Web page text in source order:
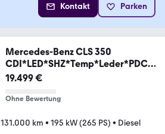
Kontakt Parken
Mercedes-Benz CLS 350
CDI*LED*SHZ*Temp*Leder*PDC*
Navi*Sport
19.499 €
Ohne Bewertung
131.000 km • 195 kW (265 PS) • Diesel